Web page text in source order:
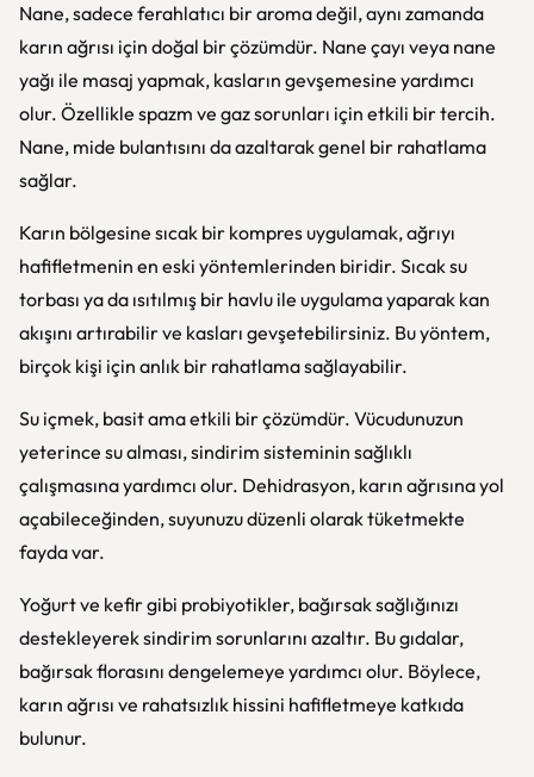
Nane, sadece ferahlatıcı bir aroma değil, aynı zamanda
karın ağrısı için doğal bir çözümdür. Nane çayı veya nane
yağı ile masaj yapmak, kasların gevşemesine yardımcı
olur. Özellikle spazm ve gaz sorunları için etkili bir tercih.
Nane, mide bulantısını da azaltarak genel bir rahatlama
sağlar.
Karın bölgesine sıcak bir kompres uygulamak, ağrıyı
hafifletmenin en eski yöntemlerinden biridir. Sıcak su
torbası ya da ısıtılmış bir havlu ile uygulama yaparak kan
akışını artırabilir ve kasları gevşetebilirsiniz. Bu yöntem,
birçok kişi için anlık bir rahatlama sağlayabilir.
Su içmek, basit ama etkili bir çözümdür. Vücudunuzun
yeterince su alması, sindirim sisteminin sağlıklı
çalışmasına yardımcı olur. Dehidrasyon, karın ağrısına yol
açabileceğinden, suyunuzu düzenli olarak tüketmekte
fayda var.
Yoğurt ve kefir gibi probiyotikler, bağırsak sağlığınızı
destekleyerek sindirim sorunlarını azaltır. Bu gıdalar,
bağırsak florasını dengelemeye yardımcı olur. Böylece,
karın ağrısı ve rahatsızlık hissini hafifletmeye katkıda
bulunur.